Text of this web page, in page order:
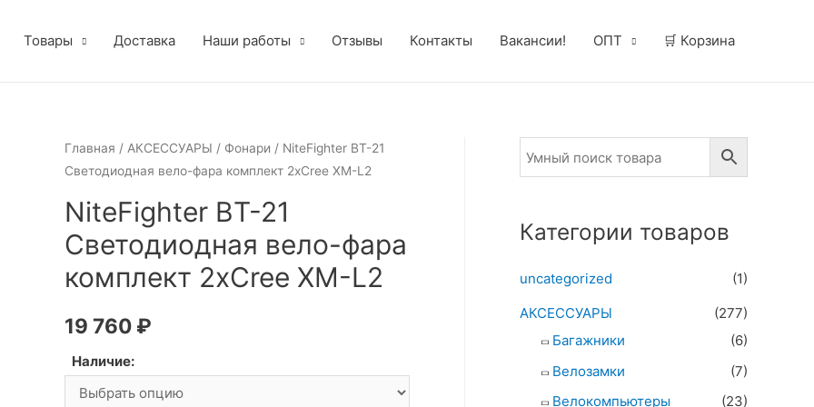
Товары Доставка Наши работы Отзывы Контакты Вакансии! ОПТ 🛒 Корзина
Главная / АКСЕССУАРЫ / Фонари / NiteFighter BT-21
Светодиодная вело-фара комплект 2xCree XM-L2
NiteFighter BT-21
Светодиодная вело-фара
комплект 2xCree XM-L2
19 760 ₽
Наличие:
Категории товаров
uncategorized
(1)
АКСЕССУАРЫ
(277)
Багажники
(6)
Велозамки
(7)
Велокомпьютеры
(23)